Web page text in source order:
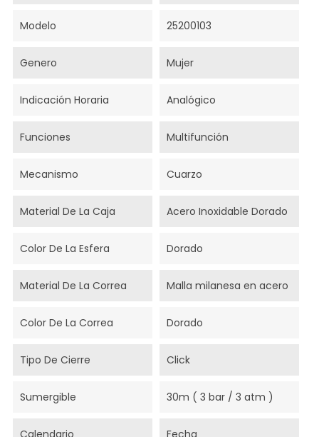
Modelo 25200103
Genero Mujer
Indicación Horaria Analógico
Funciones Multifunción
Mecanismo Cuarzo
Material De La Caja Acero Inoxidable Dorado
Color De La Esfera Dorado
Material De La Correa Malla milanesa en acero
Color De La Correa Dorado
Tipo De Cierre Click
Sumergible 30m ( 3 bar / 3 atm )
Calendario Fecha